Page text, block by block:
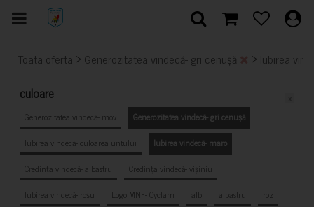
Toata oferta > Generozitatea vindecă- gri cenușă > Iubirea
culoare
Generozitatea vindecă- mov
Generozitatea vindecă- gri cenușă
Iubirea vindecă- culoarea untului
Iubirea vindecă- maro
Credința vindecă- albastru
Credința vindecă- vișiniu
Iubirea vindecă- roșu
Logo MNF- Cyclam alb albastru
roz